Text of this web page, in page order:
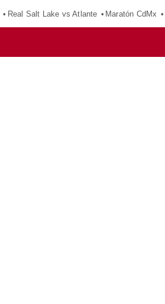
Real Salt Lake vs Atlante Maratón CdMx